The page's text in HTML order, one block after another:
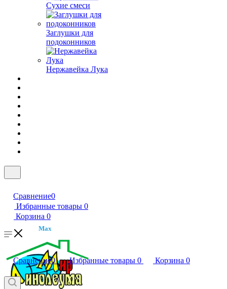
Сухие смеси
Заглушки для
подоконников
Нержавейка Лука
Сравнение0
Избранные товары 0
Корзина 0
Max
Сравнение0 Избранные товары 0 Корзина 0